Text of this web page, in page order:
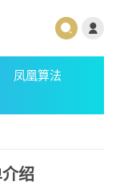
凤凰算法
绍